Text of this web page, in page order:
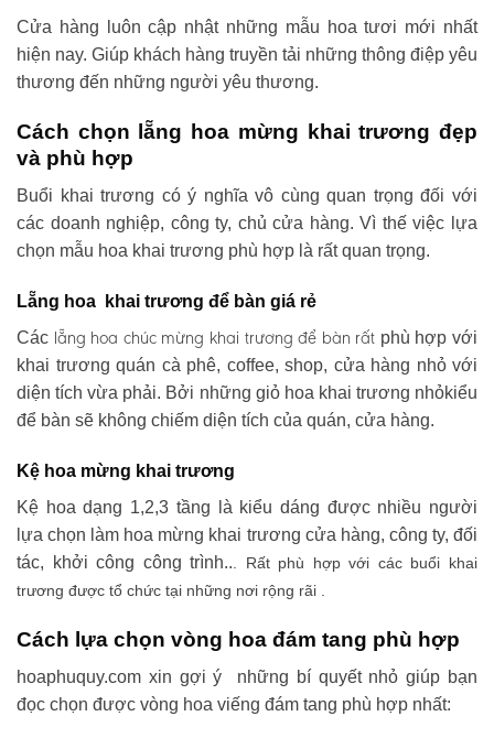
Cửa hàng luôn cập nhật những mẫu hoa tươi mới nhất
hiện nay. Giúp khách hàng truyền tải những thông điệp yêu
thương đến những người yêu thương.
Cách chọn lẵng hoa mừng khai trương đẹp
và phù hợp
Buổi khai trương có ý nghĩa vô cùng quan trọng đối với
các doanh nghiệp, công ty, chủ cửa hàng. Vì thế việc lựa
chọn mẫu hoa khai trương phù hợp là rất quan trọng.
Lẵng hoa khai trương để bàn giá rẻ
Các lẵng hoa chúc mừng khai trương để bàn rất phù hợp với
khai trương quán cà phê, coffee, shop, cửa hàng nhỏ với
diện tích vừa phải. Bởi những giỏ hoa khai trương nhỏkiểu
để bàn sẽ không chiếm diện tích của quán, cửa hàng.
Kệ hoa mừng khai trương
Kệ hoa dạng 1,2,3 tầng là kiểu dáng được nhiều người
lựa chọn làm hoa mừng khai trương cửa hàng, công ty, đối
tác, khởi công công trình.. . Rất phù hợp với các buổi khai
trương được tổ chức tại những nơi rộng rãi .
Cách lựa chọn vòng hoa đám tang phù hợp
hoaphuquy.com xin gợi ý những bí quyết nhỏ giúp bạn
đọc chọn được vòng hoa viếng đám tang phù hợp nhất: